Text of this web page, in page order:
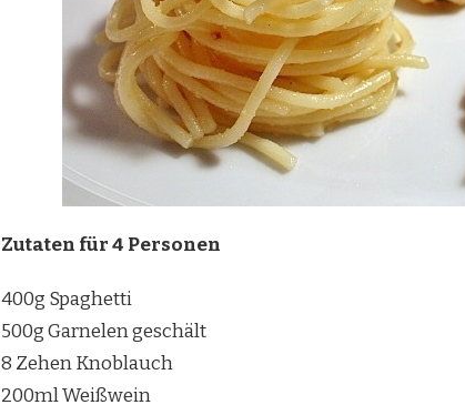
Zutaten für 4 Personen
400g Spaghetti
500g Garnelen geschält
8 Zehen Knoblauch
200ml Weißwein